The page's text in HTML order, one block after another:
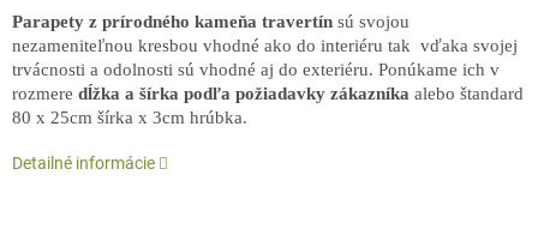
Parapety z prírodného kameňa travertín sú svojou
nezameniteľnou kresbou vhodné ako do interiéru tak vďaka svojej
trvácnosti a odolnosti sú vhodné aj do exteriéru. Ponúkame ich v
rozmere dĺžka a šírka podľa požiadavky zákazníka alebo štandard
80 x 25cm šírka x 3cm hrúbka.
Detailné informácie